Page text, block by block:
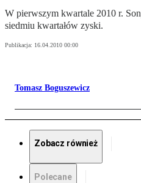
W pierwszym kwartale 2010 r.
siedmiu kwartałów zyski.
Publikacja: 16.04.2010 00:00
Tomasz Boguszewicz
Zobacz również
Polecane